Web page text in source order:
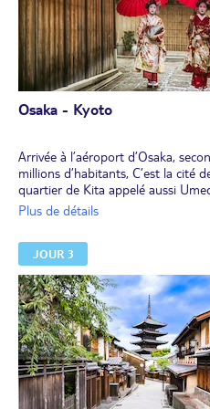
Osaka - Kyoto
Arrivée à l’aéroport d’Osaka,
millions d’habitants, C’est la cité
quartier de Kita appelé aussi
des principales gares et constitue
un modèle de ville japonaise
et de traditions.
Départ pour Kyoto en véhicule
Arrivée à l’hôtel en fin d’après-
Plus de détails
JOUR 3